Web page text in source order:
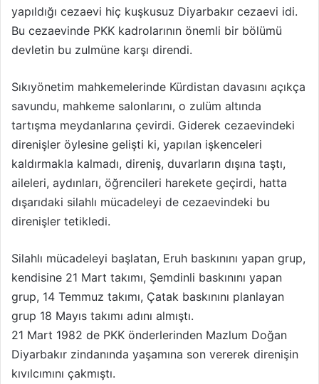
X
a
g
n
d
e
r
yapıldığı cezaevi hiç kuşkusuz Diyarbakır cezaevi idi.
Bu cezaevinde PKK kadrolarının önemli bir bölümü
devletin bu zulmüne karşı direndi.
Sıkıyönetim mahkemelerinde Kürdistan davasını açıkça
savundu, mahkeme salonlarını, o zulüm altında
tartışma meydanlarına çevirdi. Giderek cezaevindeki
direnişler öylesine gelişti ki, yapılan işkenceleri
kaldırmakla kalmadı, direniş, duvarların dışına taştı,
aileleri, aydınları, öğrencileri harekete geçirdi, hatta
dışarıdaki silahlı mücadeleyi de cezaevindeki bu
direnişler tetikledi.
Silahlı mücadeleyi başlatan, Eruh baskınını yapan grup,
kendisine 21 Mart takımı, Şemdinli baskınını yapan
grup, 14 Temmuz takımı, Çatak baskınını planlayan
grup 18 Mayıs takımı adını almıştı.
21 Mart 1982 de PKK önderlerinden Mazlum Doğan
Diyarbakır zindanında yaşamına son vererek direnişin
kıvılcımını çakmıştı.